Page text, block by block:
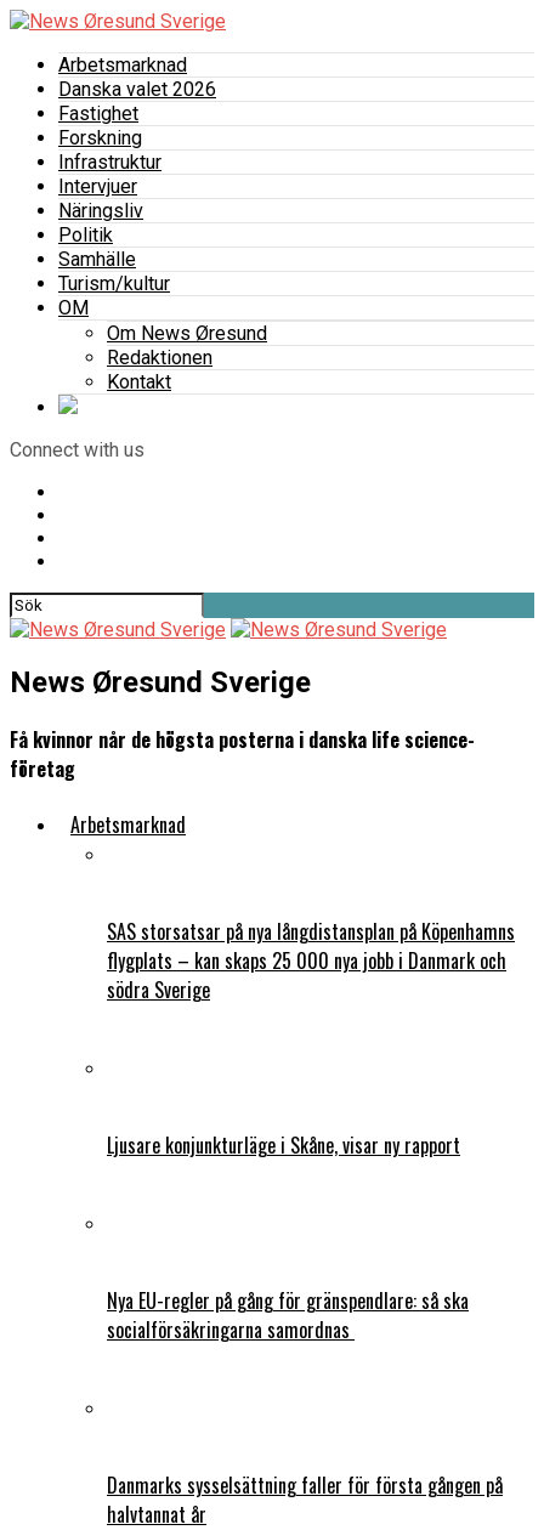
Arbetsmarknad
Danska valet 2026
Fastighet
Forskning
Infrastruktur
Intervjuer
Näringsliv
Politik
Samhälle
Turism/kultur
OM
Om News Øresund
Redaktionen
Kontakt
Connect with us
News Øresund Sverige
Få kvinnor når de högsta posterna i danska life science-
företag
Arbetsmarknad
SAS storsatsar på nya långdistansplan på Köpenhamns
flygplats – kan skaps 25 000 nya jobb i Danmark och
södra Sverige
Ljusare konjunkturläge i Skåne, visar ny rapport
Nya EU-regler på gång för gränspendlare: så ska
socialförsäkringarna samordnas
Danmarks sysselsättning faller för första gången på
halvtannat år